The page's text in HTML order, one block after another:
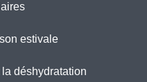
estivale
déshydratation